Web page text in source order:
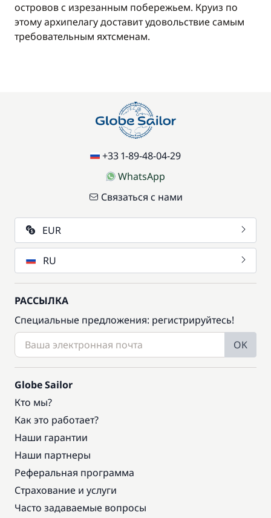
островов с изрезанным побережьем. Круиз по
этому архипелагу доставит удовольствие самым
требовательным яхтсменам.
+33 1-89-48-04-29
WhatsApp
Связаться с нами
EUR
RU
РАССЫЛКА
Специальные предложения: регистрируйтесь!
OK
Globe Sailor
Кто мы?
Как это работает?
Наши гарантии
Наши партнеры
Реферальная программа
Страхование и услуги
Часто задаваемые вопросы